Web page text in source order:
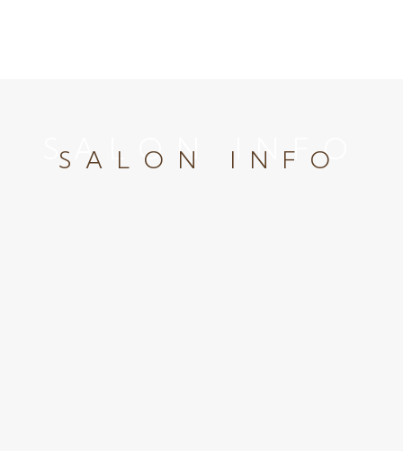
SALON INFO
SALON INFO